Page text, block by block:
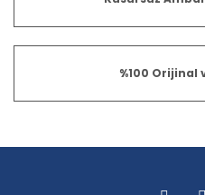
%100 Orijinal